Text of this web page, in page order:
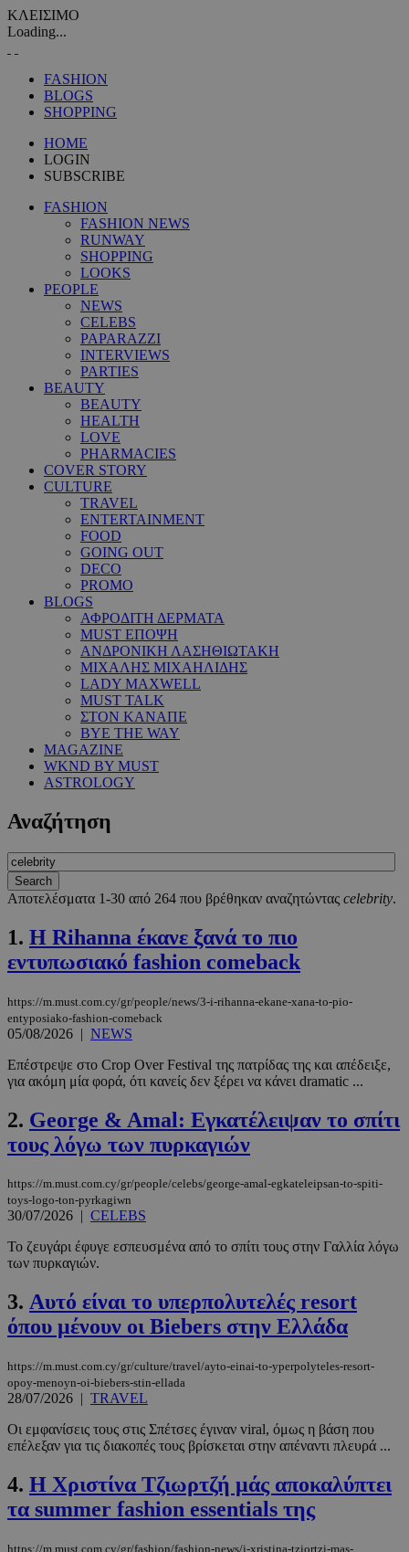
ΚΛΕΙΣΙΜΟ
Loading...
FASHION
BLOGS
SHOPPING
HOME
LOGIN
SUBSCRIBE
FASHION
FASHION NEWS
RUNWAY
SHOPPING
LOOKS
PEOPLE
NEWS
CELEBS
PAPARAZZI
INTERVIEWS
PARTIES
BEAUTY
BEAUTY
HEALTH
LOVE
PHARMACIES
COVER STORY
CULTURE
TRAVEL
ENTERTAINMENT
FOOD
GOING OUT
DECO
PROMO
BLOGS
ΑΦΡΟΔΙΤΗ ΔΕΡΜΑΤΑ
MUST ΕΠΟΨΗ
ΑΝΔΡΟΝΙΚΗ ΛΑΣΗΘΙΩΤΑΚΗ
ΜΙΧΑΛΗΣ ΜΙΧΑΗΛΙΔΗΣ
LADY MAXWELL
MUST TALK
ΣΤΟΝ ΚΑΝΑΠΕ
BYE THE WAY
MAGAZINE
WKND BY MUST
ASTROLOGY
Αναζήτηση
Αποτελέσματα 1-30 από 264 που βρέθηκαν αναζητώντας celebrity.
1. Η Rihanna έκανε ξανά το πιο
εντυπωσιακό fashion comeback
https://m.must.com.cy/gr/people/news/3-i-rihanna-ekane-xana-to-pio-
entyposiako-fashion-comeback
05/08/2026 | NEWS
Επέστρεψε στο Crop Over Festival της πατρίδας της και απέδειξε,
για ακόμη μία φορά, ότι κανείς δεν ξέρει να κάνει dramatic ...
2. George & Amal: Εγκατέλειψαν το σπίτι
τους λόγω των πυρκαγιών
https://m.must.com.cy/gr/people/celebs/george-amal-egkateleipsan-to-spiti-
toys-logo-ton-pyrkagiwn
30/07/2026 | CELEBS
Το ζευγάρι έφυγε εσπευσμένα από το σπίτι τους στην Γαλλία λόγω
των πυρκαγιών.
3. Αυτό είναι το υπερπολυτελές resort
όπου μένουν οι Biebers στην Ελλάδα
https://m.must.com.cy/gr/culture/travel/ayto-einai-to-yperpolyteles-resort-
opoy-menoyn-oi-biebers-stin-ellada
28/07/2026 | TRAVEL
Οι εμφανίσεις τους στις Σπέτσες έγιναν viral, όμως η βάση που
επέλεξαν για τις διακοπές τους βρίσκεται στην απέναντι πλευρά ...
4. Η Χριστίνα Τζιωρτζή μάς αποκαλύπτει
τα summer fashion essentials της
https://m.must.com.cy/gr/fashion/fashion-news/i-xristina-tziortzi-mas-